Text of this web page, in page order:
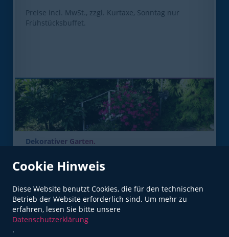
Preise incl. MwSt., zzgl. Kurtaxe, Sonntag nur
Frühstücksbuffet.
Dekorativer Garten.
Lernen Sie uns einfach mal kennen!
Cookie Hinweis
Diese Website benutzt Cookies, die für den technischen
Betrieb der Website erforderlich sind. Um mehr zu
erfahren, lesen Sie bitte unsere
Datenschutzerklärung
.